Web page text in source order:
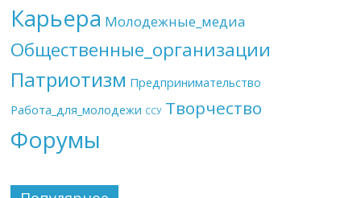
Карьера Молодежные_медиа
Общественные_организации
Патриотизм Предпринимательство
Работа_для_молодежи ССУ Творчество
Форумы